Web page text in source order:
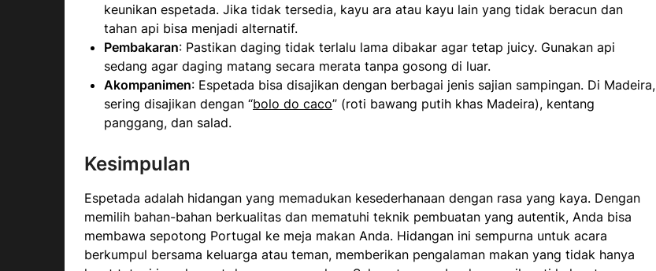
keunikan espetada. Jika tidak tersedia, kayu ara atau kayu lain yang tidak beracun dan
tahan api bisa menjadi alternatif.
Pembakaran: Pastikan daging tidak terlalu lama dibakar agar tetap juicy. Gunakan api
sedang agar daging matang secara merata tanpa gosong di luar.
Akompanimen: Espetada bisa disajikan dengan berbagai jenis sajian sampingan. Di Madeira,
sering disajikan dengan “bolo do caco” (roti bawang putih khas Madeira), kentang
panggang, dan salad.
Kesimpulan
Espetada adalah hidangan yang memadukan kesederhanaan dengan rasa yang kaya. Dengan
memilih bahan-bahan berkualitas dan mematuhi teknik pembuatan yang autentik, Anda bisa
membawa sepotong Portugal ke meja makan Anda. Hidangan ini sempurna untuk acara
berkumpul bersama keluarga atau teman, memberikan pengalaman makan yang tidak hanya